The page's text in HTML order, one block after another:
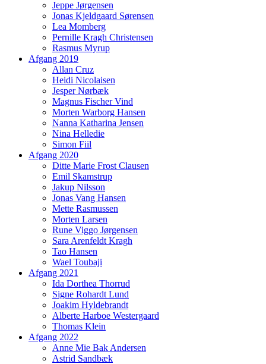
Jeppe Jørgensen
Jonas Kjeldgaard Sørensen
Lea Momberg
Pernille Kragh Christensen
Rasmus Myrup
Afgang 2019
Allan Cruz
Heidi Nicolaisen
Jesper Nørbæk
Magnus Fischer Vind
Morten Warborg Hansen
Nanna Katharina Jensen
Nina Helledie
Simon Fiil
Afgang 2020
Ditte Marie Frost Clausen
Emil Skamstrup
Jakup Nilsson
Jonas Vang Hansen
Mette Rasmussen
Morten Larsen
Rune Viggo Jørgensen
Sara Arenfeldt Kragh
Tao Hansen
Wael Toubaji
Afgang 2021
Ida Dorthea Thorrud
Signe Rohardt Lund
Joakim Hyldebrandt
Alberte Harboe Westergaard
Thomas Klein
Afgang 2022
Anne Mie Bak Andersen
Astrid Sandbæk